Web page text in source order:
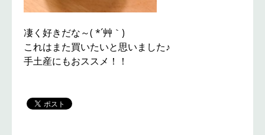
凄く好きだな～( *´艸｀)
これはまた買いたいと思いました♪
手土産にもおススメ！！